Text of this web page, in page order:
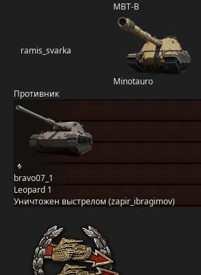
MBT-B
ramis_svarka
Minotauro
Противник
bravo07_1
Leopard 1
Уничтожен выстрелом (zapir_ibragimov)